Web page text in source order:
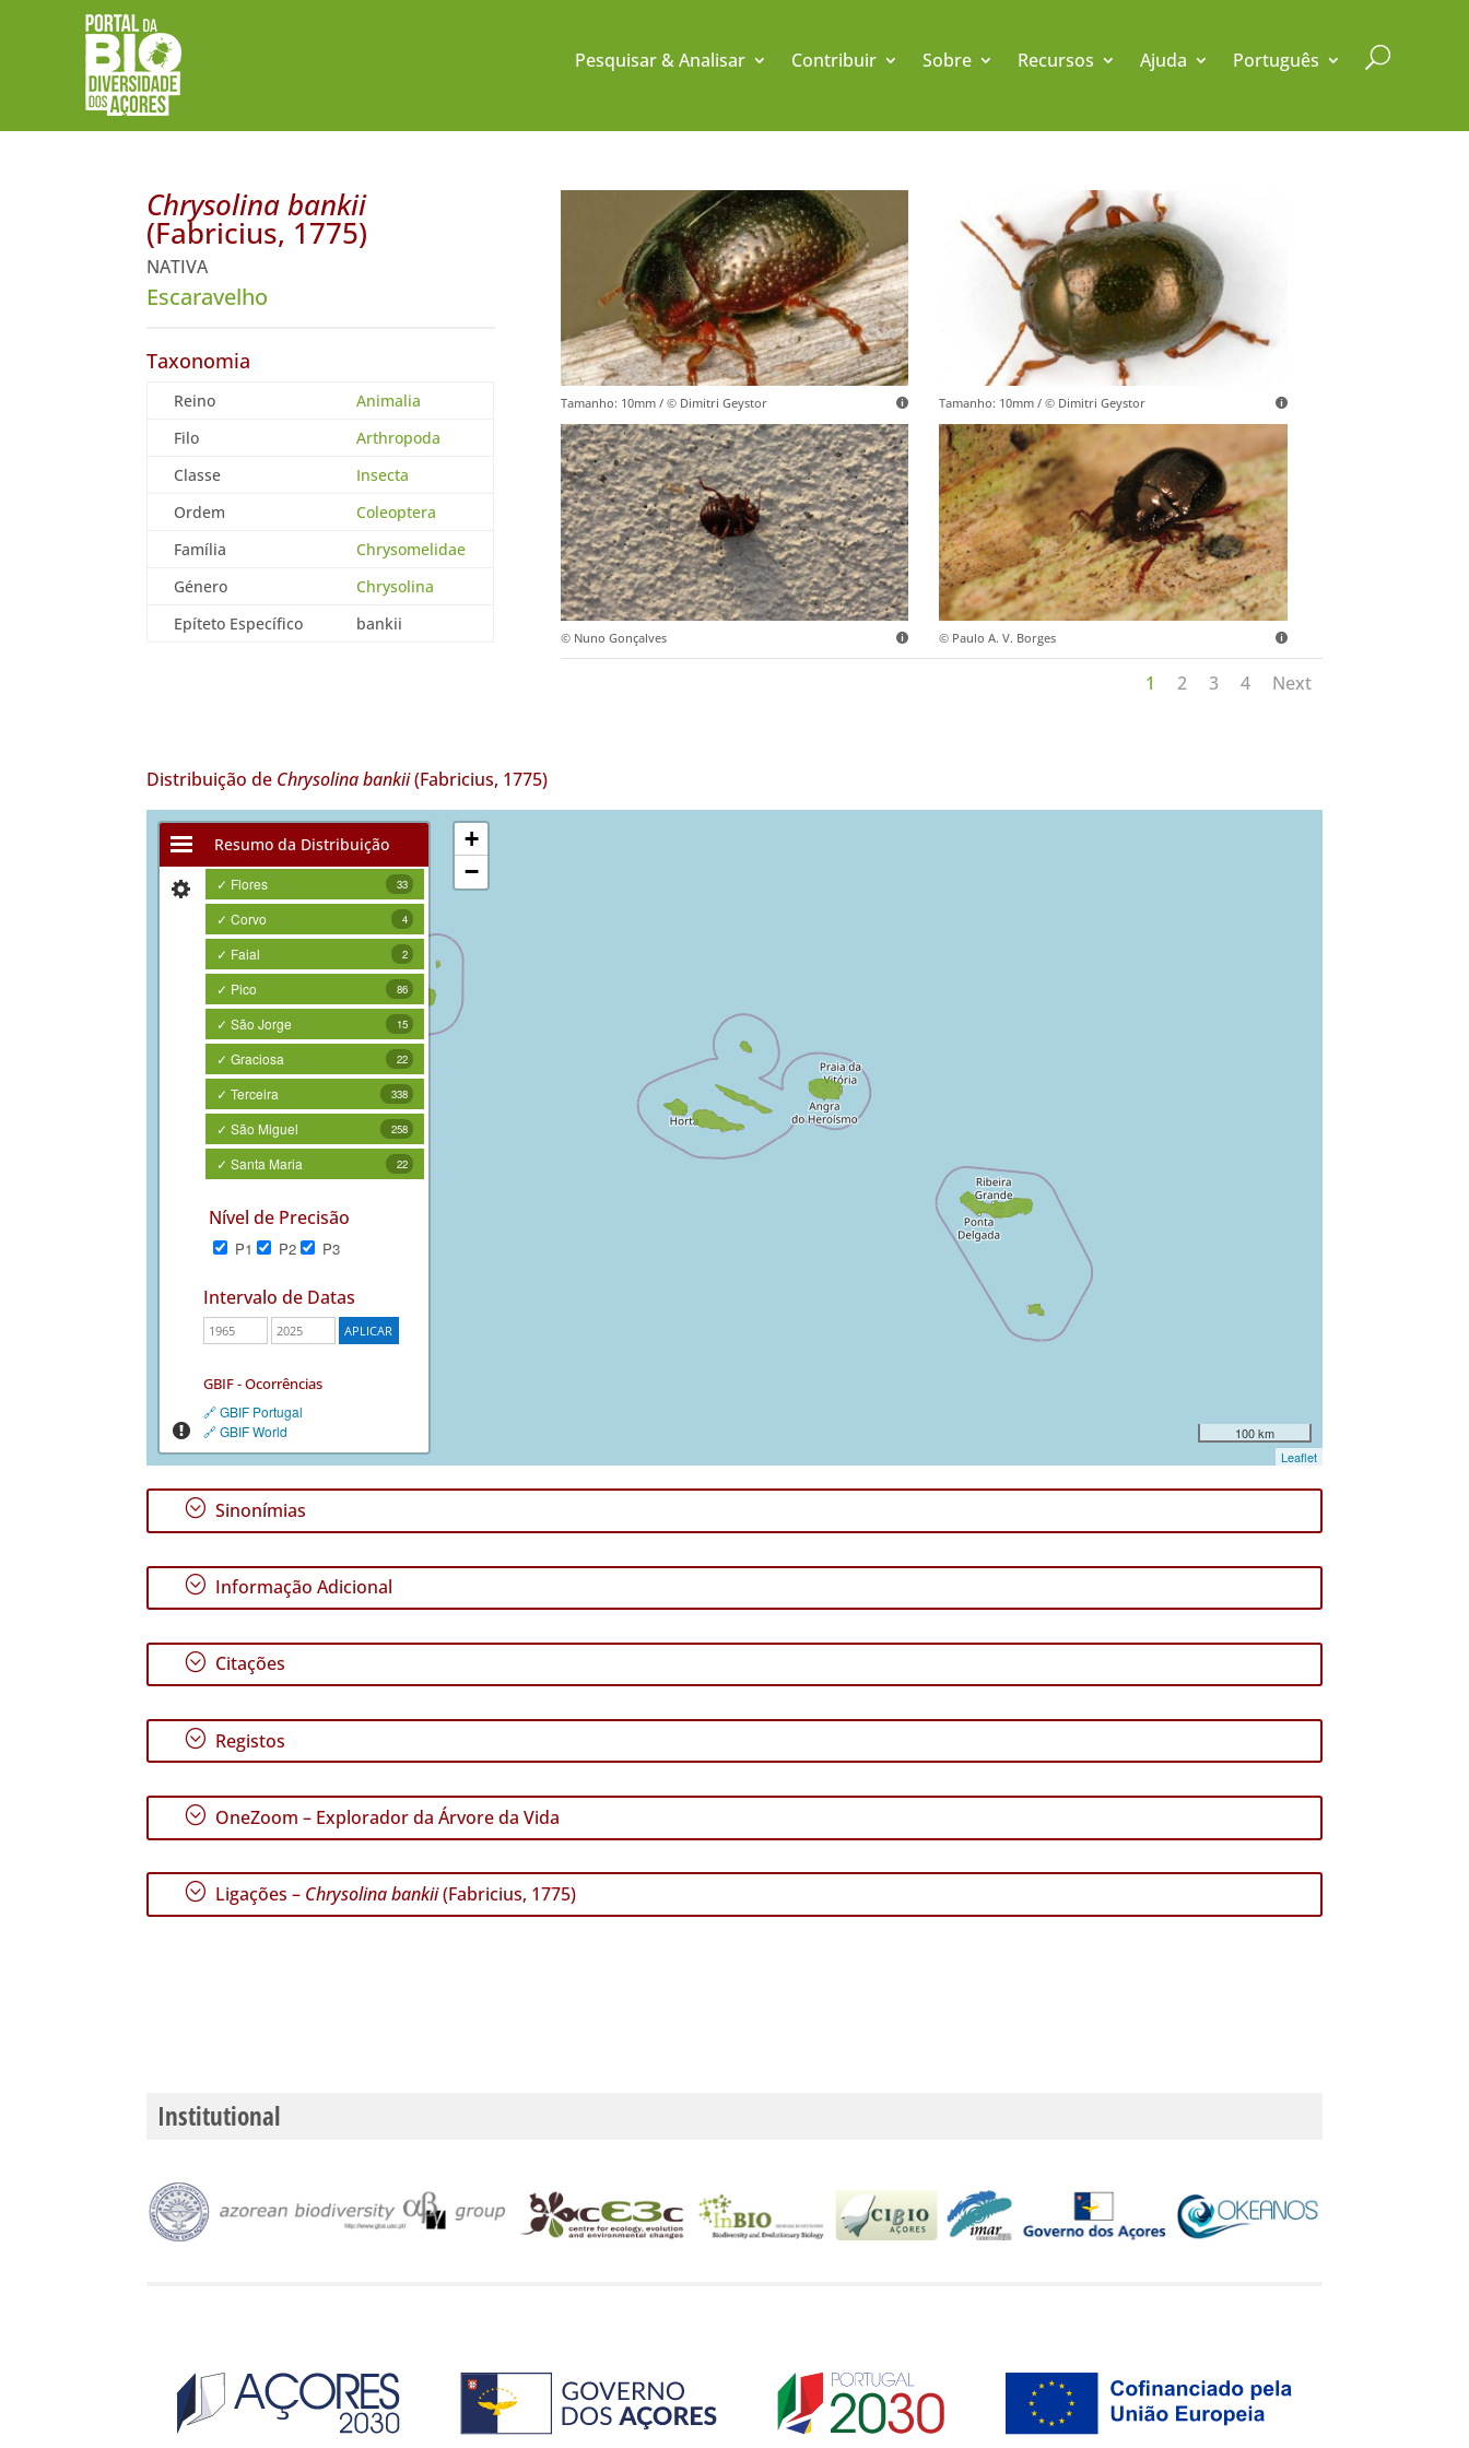
Pesquisar & Analisar Contribuir Sobre Recursos Ajuda Português U
Chrysolina bankii
(Fabricius, 1775)
NATIVA
Escaravelho
Taxonomia
Reino
Animalia
Filo
Arthropoda
Classe
Insecta
Ordem
Coleoptera
Família
Chrysomelidae
Género
Chrysolina
Epíteto Específico
bankii
Tamanho: 10mm / © Dimitri Geystor Tamanho: 10mm / © Dimitri Geystor
© Nuno Gonçalves © Paulo A. V. Borges
1 2 3 4 Next
Distribuição de Chrysolina bankii(Fabricius, 1775)
Resumo da Distribuição
✓ Flores 33
✓ Corvo 4
✓ Faial 2
✓ Pico 86
✓ São Jorge 15
✓ Graciosa 22
✓ Terceira 338
✓ São Miguel 258
✓ Santa Maria 22
Nível de Precisão
P1 P2 P3
Intervalo de Datas
GBIF - Ocorrências
🔗 GBIF Portugal
🔗 GBIF World
+
−
100 km
Leaflet
; Sinonímias
; Informação Adicional
; Citações
; Registos
; OneZoom – Explorador da Árvore da Vida
; Ligações – Chrysolina bankii(Fabricius, 1775)
Institutional